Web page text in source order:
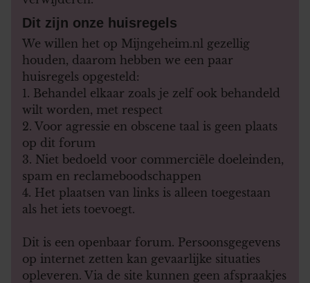
Dit zijn onze huisregels
We willen het op Mijngeheim.nl gezellig
houden, daarom hebben we een paar
huisregels opgesteld:
1. Behandel elkaar zoals je zelf ook behandeld
wilt worden, met respect
2. Voor agressie en obscene taal is geen plaats
op dit forum
3. Niet bedoeld voor commerciële doeleinden,
spam en reclameboodschappen
4. Het plaatsen van links is alleen toegestaan
als het iets toevoegt.
Dit is een openbaar forum. Persoonsgegevens
op internet zetten kan gevaarlijke situaties
opleveren. Via de site kunnen geen afspraakjes